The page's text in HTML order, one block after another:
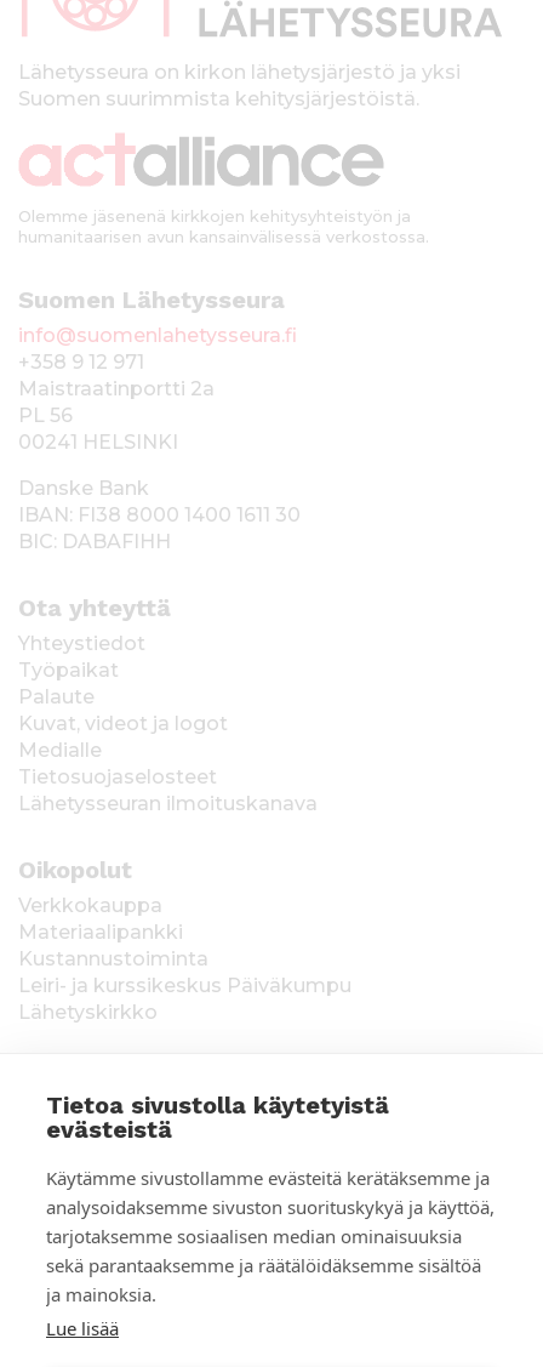
Tietoa sivustolla käytetyistä
evästeistä
Käytämme sivustollamme evästeitä kerätäksemme ja
analysoidaksemme sivuston suorituskykyä ja käyttöä,
tarjotaksemme sosiaalisen median ominaisuuksia
sekä parantaaksemme ja räätälöidäksemme sisältöä
ja mainoksia.
Lue lisää
kLähetysseura on kirkon lähetysjärjestö ja yksi
Suomen suurimmista kehitysjärjestöistä.
Olemme jäsenenä kirkkojen kehitysyhteistyön ja
humanitaarisen avun kansainvälisessä verkostossa.
Suomen Lähetysseura
info@suomenlahetysseura.fi
+358 9 12 971
Maistraatinportti 2a
PL 56
00241 HELSINKI
Danske Bank
IBAN: FI38 8000 1400 1611 30
BIC: DABAFIHH
Ota yhteyttä
Yhteystiedot
Työpaikat
Palaute
Kuvat, videot ja logot
Medialle
Tietosuojaselosteet
Lähetysseuran ilmoituskanava
Oikopolut
Verkkokauppa
Materiaalipankki
Kustannustoiminta
Leiri- ja kurssikeskus Päiväkumpu
Lähetyskirkko
voimassa toistaiseksi 1.1.2021 alkaen, myönnetty
1.12.2020, Poliisihallitus. Ahvenanmaa ÅLR
2025/5437, voimassa 1.1.–31.12.2026, myönnetty
28.8.2025 Ahvenanmaan maakuntahallitus. Kerätyt
varat käytetään Suomen Lähetysseuran
ulkomaantyöhön. Lahjoittajan tiedot tallennetaan
Suomen Lähetysseuran yhteystietorekisteriin. Lue